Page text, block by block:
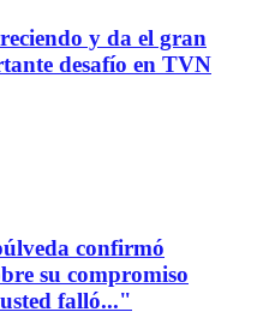
y da el gran
desafío en TVN
confirmó
su compromiso
falló..."